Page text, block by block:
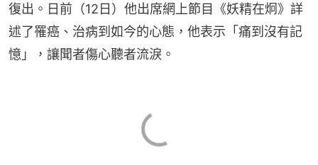
復出。日前（12日）他出席網上節目《妖精在炯》詳
述了罹癌、治病到如今的心態，他表示「痛到沒有記
憶」，讓聞者傷心聽者流淚。